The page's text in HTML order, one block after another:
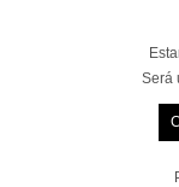
Será